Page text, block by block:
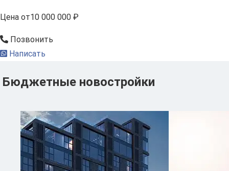
Цена от10 000 000 ₽
Позвонить
Написать
Бюджетные новостройки